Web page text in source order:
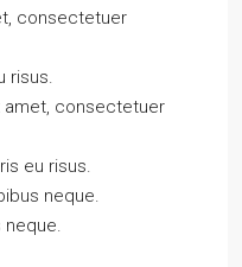
consectetuer
risus.
amet, consectetuer
eu risus.
neque.
neque.